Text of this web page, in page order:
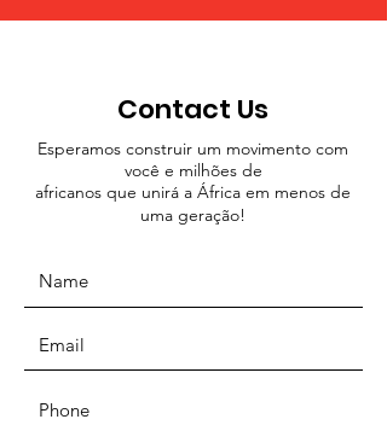
Contact Us
Esperamos construir um movimento com
você e milhões de
africanos que unirá a África em menos de
uma geração!